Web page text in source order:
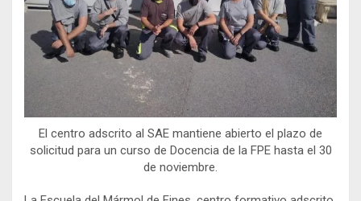
El centro adscrito al SAE mantiene abierto el plazo de
solicitud para un curso de Docencia de la FPE hasta el 30
de noviembre.